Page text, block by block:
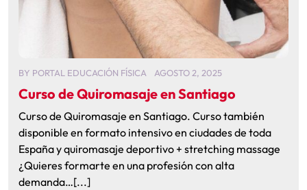
BY PORTAL EDUCACIÓN FÍSICA AGOSTO 2, 2025
Curso de Quiromasaje en Santiago
Curso de Quiromasaje en Santiago. Curso también
disponible en formato intensivo en ciudades de toda
España y quiromasaje deportivo + stretching massage
¿Quieres formarte en una profesión con alta
demanda…[...]